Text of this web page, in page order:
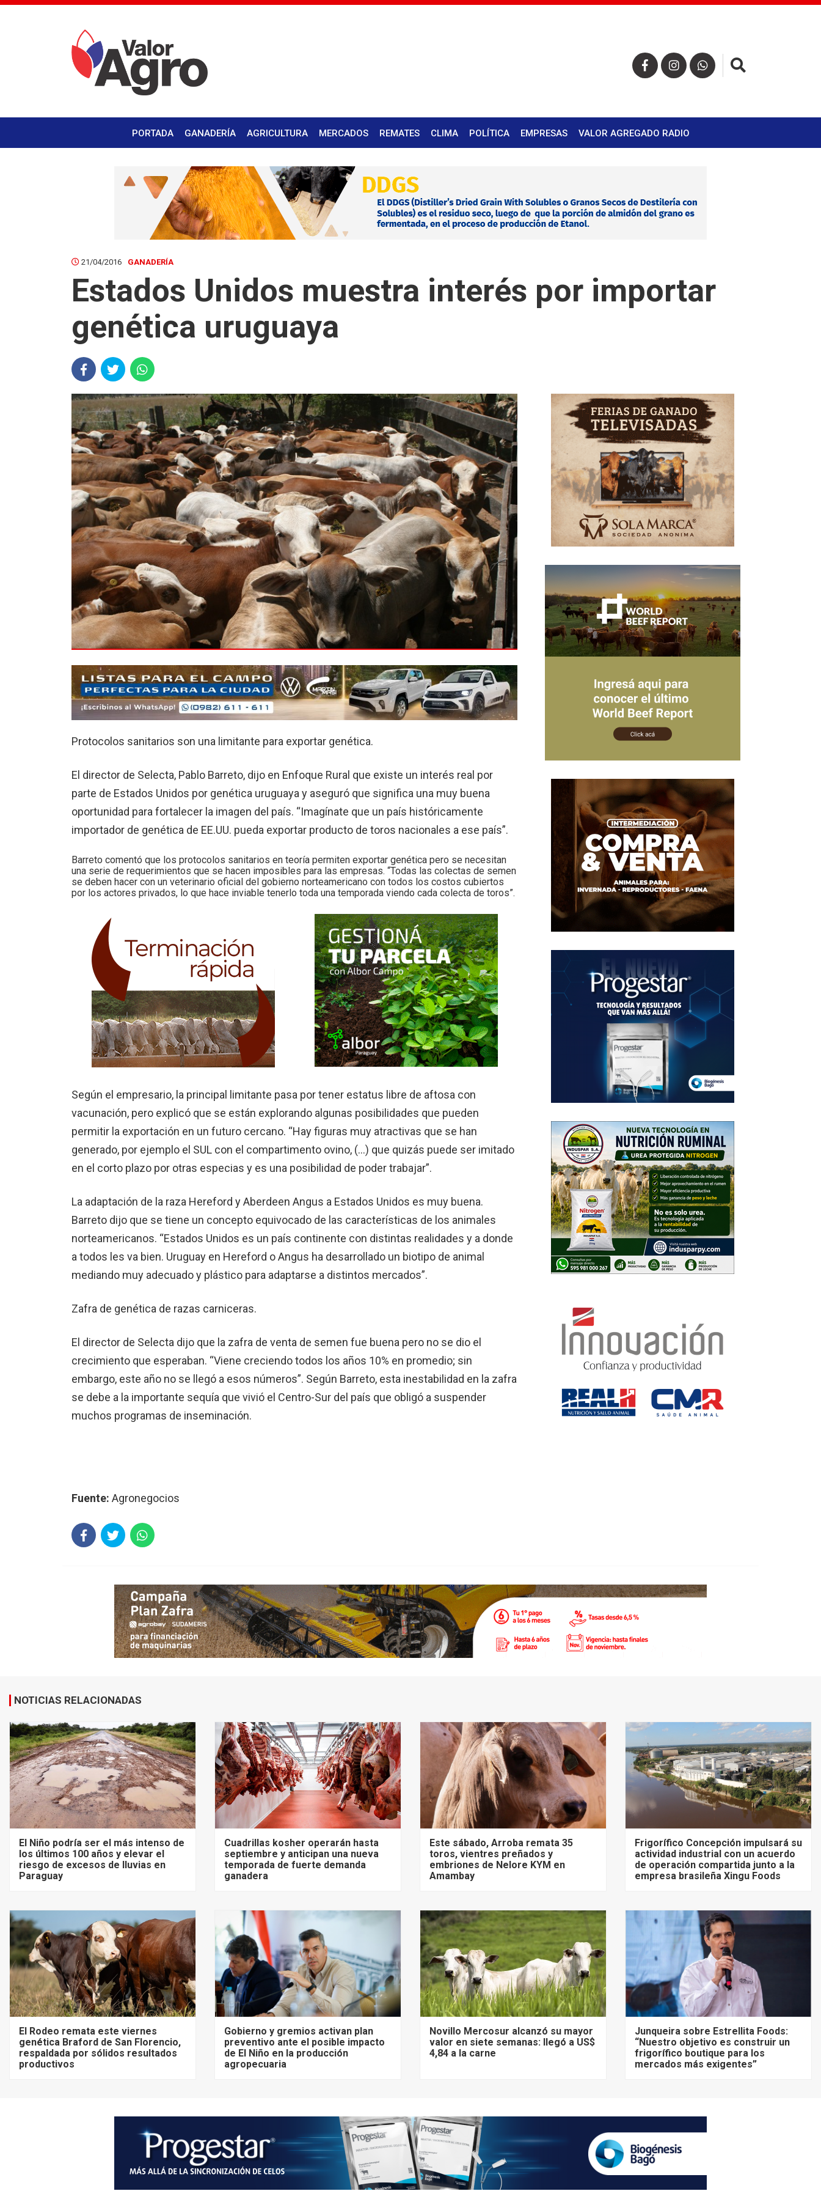
PORTADA GANADERÍA AGRICULTURA MERCADOS REMATES CLIMA POLÍTICA EMPRESAS VALOR AGREGADO RADIO
21/04/2016 GANADERÍA
Estados Unidos muestra interés por importar
genética uruguaya
Protocolos sanitarios son una limitante para exportar genética.
El director de Selecta, Pablo Barreto, dijo en Enfoque Rural que existe un interés real por
parte de Estados Unidos por genética uruguaya y aseguró que significa una muy buena
oportunidad para fortalecer la imagen del país. “Imagínate que un país históricamente
importador de genética de EE.UU. pueda exportar producto de toros nacionales a ese país”.
Barreto comentó que los protocolos sanitarios en teoría permiten exportar genética pero se necesitan
una serie de requerimientos que se hacen imposibles para las empresas. “Todas las colectas de semen
se deben hacer con un veterinario oficial del gobierno norteamericano con todos los costos cubiertos
por los actores privados, lo que hace inviable tenerlo toda una temporada viendo cada colecta de toros”.
Según el empresario, la principal limitante pasa por tener estatus libre de aftosa con
vacunación, pero explicó que se están explorando algunas posibilidades que pueden
permitir la exportación en un futuro cercano. “Hay figuras muy atractivas que se han
generado, por ejemplo el SUL con el compartimento ovino, (…) que quizás puede ser imitado
en el corto plazo por otras especias y es una posibilidad de poder trabajar”.
La adaptación de la raza Hereford y Aberdeen Angus a Estados Unidos es muy buena.
Barreto dijo que se tiene un concepto equivocado de las características de los animales
norteamericanos. “Estados Unidos es un país continente con distintas realidades y a donde
a todos les va bien. Uruguay en Hereford o Angus ha desarrollado un biotipo de animal
mediando muy adecuado y plástico para adaptarse a distintos mercados”.
Zafra de genética de razas carniceras.
El director de Selecta dijo que la zafra de venta de semen fue buena pero no se dio el
crecimiento que esperaban. “Viene creciendo todos los años 10% en promedio; sin
embargo, este año no se llegó a esos números”. Según Barreto, esta inestabilidad en la zafra
se debe a la importante sequía que vivió el Centro-Sur del país que obligó a suspender
muchos programas de inseminación.
Fuente: Agronegocios
NOTICIAS RELACIONADAS
El Niño podría ser el más intenso de
los últimos 100 años y elevar el
riesgo de excesos de lluvias en
Paraguay
Cuadrillas kosher operarán hasta
septiembre y anticipan una nueva
temporada de fuerte demanda
ganadera
Este sábado, Arroba remata 35
toros, vientres preñados y
embriones de Nelore KYM en
Amambay
Frigorífico Concepción impulsará su
actividad industrial con un acuerdo
de operación compartida junto a la
empresa brasileña Xingu Foods
El Rodeo remata este viernes
genética Braford de San Florencio,
respaldada por sólidos resultados
productivos
Gobierno y gremios activan plan
preventivo ante el posible impacto
de El Niño en la producción
agropecuaria
Novillo Mercosur alcanzó su mayor
valor en siete semanas: llegó a US$
4,84 a la carne
Junqueira sobre Estrellita Foods:
“Nuestro objetivo es construir un
frigorífico boutique para los
mercados más exigentes”